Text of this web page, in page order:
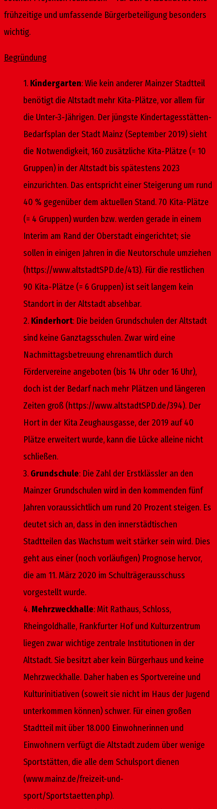
frühzeitige und umfassende Bürgerbeteiligung besonders
wichtig.
Begründung
1. Kindergarten: Wie kein anderer Mainzer Stadtteil
benötigt die Altstadt mehr Kita-Plätze, vor allem für
die Unter-3-Jährigen. Der jüngste Kindertagesstätten-
Bedarfsplan der Stadt Mainz (September 2019) sieht
die Notwendigkeit, 160 zusätzliche Kita-Plätze (= 10
Gruppen) in der Altstadt bis spätestens 2023
einzurichten. Das entspricht einer Steigerung um rund
40 % gegenüber dem aktuellen Stand. 70 Kita-Plätze
(= 4 Gruppen) wurden bzw. werden gerade in einem
Interim am Rand der Oberstadt eingerichtet; sie
sollen in einigen Jahren in die Neutorschule umziehen
(https://www.altstadtSPD.de/413). Für die restlichen
90 Kita-Plätze (= 6 Gruppen) ist seit langem kein
Standort in der Altstadt absehbar.
2. Kinderhort: Die beiden Grundschulen der Altstadt
sind keine Ganztagsschulen. Zwar wird eine
Nachmittagsbetreuung ehrenamtlich durch
Fördervereine angeboten (bis 14 Uhr oder 16 Uhr),
doch ist der Bedarf nach mehr Plätzen und längeren
Zeiten groß (https://www.altstadtSPD.de/394). Der
Hort in der Kita Zeughausgasse, der 2019 auf 40
Plätze erweitert wurde, kann die Lücke alleine nicht
schließen.
3. Grundschule: Die Zahl der Erstklässler an den
Mainzer Grundschulen wird in den kommenden fünf
Jahren voraussichtlich um rund 20 Prozent steigen. Es
deutet sich an, dass in den innerstädtischen
Stadtteilen das Wachstum weit stärker sein wird. Dies
geht aus einer (noch vorläufigen) Prognose hervor,
die am 11. März 2020 im Schulträgerausschuss
vorgestellt wurde.
4. Mehrzweckhalle: Mit Rathaus, Schloss,
Rheingoldhalle, Frankfurter Hof und Kulturzentrum
liegen zwar wichtige zentrale Institutionen in der
Altstadt. Sie besitzt aber kein Bürgerhaus und keine
Mehrzweckhalle. Daher haben es Sportvereine und
Kulturinitiativen (soweit sie nicht im Haus der Jugend
unterkommen können) schwer. Für einen großen
Stadtteil mit über 18.000 Einwohnerinnen und
Einwohnern verfügt die Altstadt zudem über wenige
Sportstätten, die alle dem Schulsport dienen
(www.mainz.de/freizeit-und-
sport/Sportstaetten.php).